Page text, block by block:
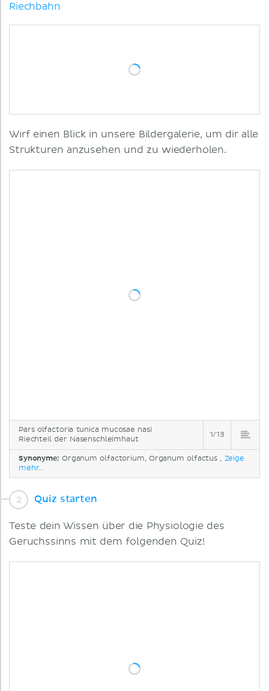
Riechbahn
Wirf einen Blick in unsere Bildergalerie, um dir alle
Strukturen anzusehen und zu wiederholen.
Pars olfactoria tunica mucosae nasi
Riechteil der Nasenschleimhaut
1/13
Synonyme: Organum olfactorium, Organum olfactus , Zeige
mehr...
Quiz starten
Teste dein Wissen über die Physiologie des
Geruchssinns mit dem folgenden Quiz!